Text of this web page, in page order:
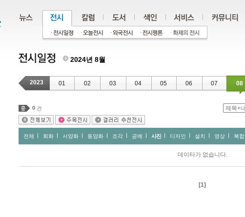
2024년 8월
2023 01 02 03 04 05 06 07 08
0 건
전체 회화 서양화 동양화 조각 공예 사진 디자인 설치 영상 복합
데이타가 없습니다.
[1]